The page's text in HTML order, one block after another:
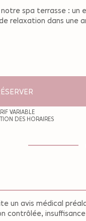
spa terrasse : un
relaxation dans une
VARIABLE
DES HORAIRES
un avis médical
contrôlée,